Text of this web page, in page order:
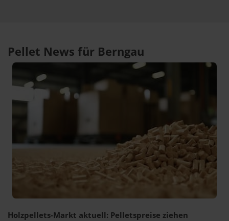
Pellet News für Berngau
Holzpellets-Markt aktuell: Pelletspreise ziehen